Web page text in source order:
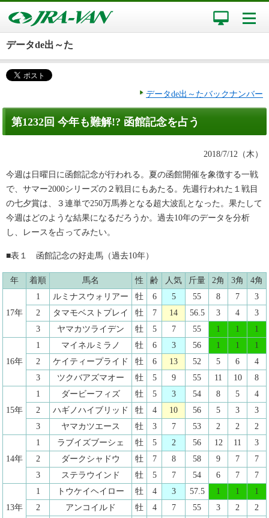
データde出～た
データde出～たバックナンバー
第1232回 今年も難解!? 函館記念を占う
2018/7/12（木）
今週は日曜日に函館記念が行われる。夏の函館開催を象徴する一戦
で、サマー2000シリーズの２戦目にもあたる。先週行われた１戦目
の七夕賞は、３連単で250万馬券となる超大波乱となった。果たして
今週はどのような結果になるだろうか。過去10年のデータを分析
し、レースを占ってみたい。
■表１ 函館記念の好走馬（過去10年）
年 着順 馬名 性 齢 人気 斤量 2角 3角 4角
17年
1 ルミナスウォリアー 牡 6 5 55 8 7
3
2
タマモベストプレイ 牡 7 14 56.5 3 4
3
3
ヤマカツライデン 牡 5 7 55 1 1 1
16年
1 マイネルミラノ 牡 6 3 56 1 1
1
2
ケイティープライド 牡 6 13 52 5 6
4
3
ツクバアズマオー 牡 5 9 55 11 10 8
15年
1 ダービーフィズ 牡 5 3 54 8 5
4
2
ハギノハイブリッド 牡 4 10 56 5 3
3
3
ヤマカツエース 牡 3 7 53 2 2 2
14年
1 ラブイズブーシェ 牡 5 2 56 12 11
3
2
ダークシャドウ 牡 7 8 58 9 7
7
3
ステラウインド 牡 5 7 54 6 7 7
13年
1 トウケイヘイロー 牡 4 3 57.5 1 1
1
2
アンコイルド 牡 4 7 55 3 2
2